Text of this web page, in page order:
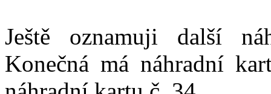
Ještě oznamuji další
Konečná má náhradní